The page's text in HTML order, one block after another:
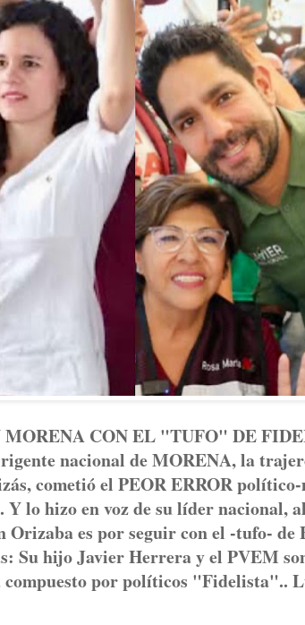
CON EL "TUFO" DE
nacional de MORENA, la
cometió el PEOR ERROR
Y lo hizo en voz de su líder nacional,
Orizaba es por seguir con el -tufo-
Su hijo Javier Herrera y el PVEM
por políticos "Fidelista"..